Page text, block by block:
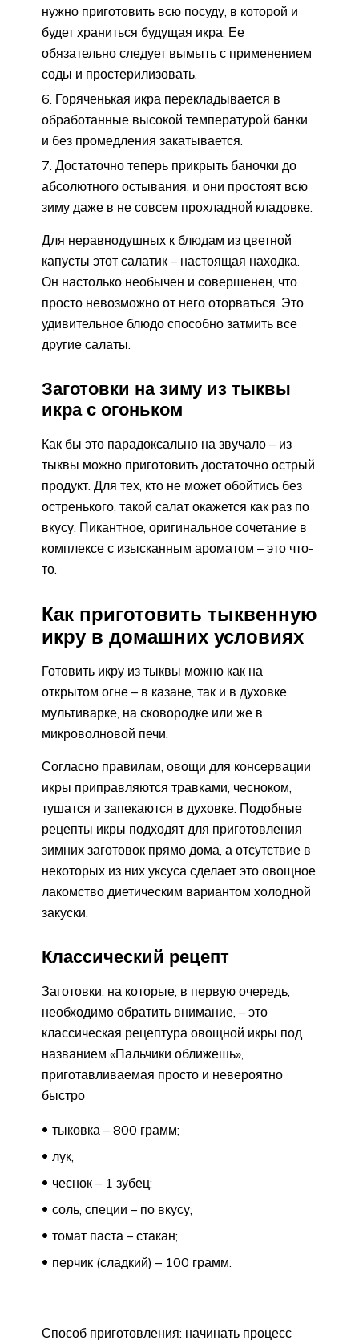
нужно приготовить всю посуду, в которой и
будет храниться будущая икра. Ее
обязательно следует вымыть с применением
соды и простерилизовать.
Горяченькая икра перекладывается в
обработанные высокой температурой банки
и без промедления закатывается.
Достаточно теперь прикрыть баночки до
абсолютного остывания, и они простоят всю
зиму даже в не совсем прохладной кладовке.
Для неравнодушных к блюдам из цветной
капусты этот салатик – настоящая находка.
Он настолько необычен и совершенен, что
просто невозможно от него оторваться. Это
удивительное блюдо способно затмить все
другие салаты.
Заготовки на зиму из тыквы
икра с огоньком
Как бы это парадоксально на звучало – из
тыквы можно приготовить достаточно острый
продукт. Для тех, кто не может обойтись без
остренького, такой салат окажется как раз по
вкусу. Пикантное, оригинальное сочетание в
комплексе с изысканным ароматом – это что-
то.
Как приготовить тыквенную
икру в домашних условиях
Готовить икру из тыквы можно как на
открытом огне – в казане, так и в духовке,
мультиварке, на сковородке или же в
микроволновой печи.
Согласно правилам, овощи для консервации
икры приправляются травками, чесноком,
тушатся и запекаются в духовке. Подобные
рецепты икры подходят для приготовления
зимних заготовок прямо дома, а отсутствие в
некоторых из них уксуса сделает это овощное
лакомство диетическим вариантом холодной
закуски.
Классический рецепт
Заготовки, на которые, в первую очередь,
необходимо обратить внимание, – это
классическая рецептура овощной икры под
названием «Пальчики оближешь»,
приготавливаемая просто и невероятно
быстро
тыковка – 800 грамм;
лук;
чеснок – 1 зубец;
соль, специи – по вкусу;
томат паста – стакан;
перчик (сладкий) – 100 грамм.
Способ приготовления: начинать процесс